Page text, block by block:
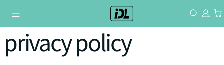
テ
ンprivacy policy